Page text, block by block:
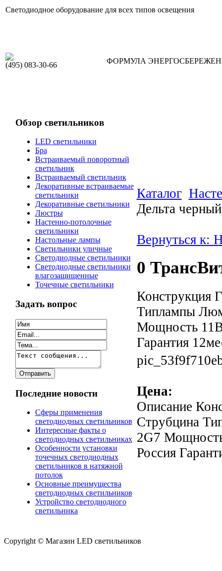
Светодиодное оборудование для всех типов освещения
(495) 083-30-66 ФОРМУЛА
Обзор светильников
LED светильники
Бра
Встраиваемый поворотный
светильник
Встраиваемый светильник
Декоративные встраиваемые
светильники
Декоративные светильники
Люстры
Настенно-потолочные
светильники
Настольные лампы
Светильники уличные
Светодиодные светильники
Светодиодные светильники
влагозащищенные
Точечные светильники
Задать вопрос
Последние новости
Сферы применения
светодиодных светильников
Интересные факты о
светодиодных светильниках
Особенности установки
точечных светодиодных
светильников в натяжной
потолок
Основные преимущества
светодиодных светильников
Устройство светодиодного
светильника
Каталог
Дельта черный
Вернуться к:
0
Конструкция
Типлампы
Мощность
Гарантия
Цена:
Описание
Струбцина
2G7
Россия
Copyright © Магазин LED светильников